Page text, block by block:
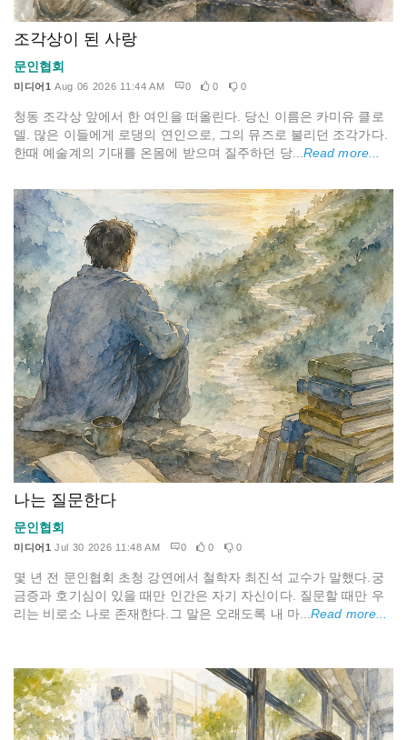
조각상이 된 사랑
문인협회
미디어1 Aug 06 2026 11:44 AM 0 0 0
청동 조각상 앞에서 한 여인을 떠올린다. 당신 이름은 카미유 클로
델. 많은 이들에게 로댕의 연인으로, 그의 뮤즈로 불리던 조각가다.
한때 예술계의 기대를 온몸에 받으며 질주하던 당... Read more...
나는 질문한다
문인협회
미디어1 Jul 30 2026 11:48 AM 0 0 0
몇 년 전 문인협회 초청 강연에서 철학자 최진석 교수가 말했다.궁
금증과 호기심이 있을 때만 인간은 자기 자신이다. 질문할 때만 우
리는 비로소 나로 존재한다.그 말은 오래도록 내 마...Read more...